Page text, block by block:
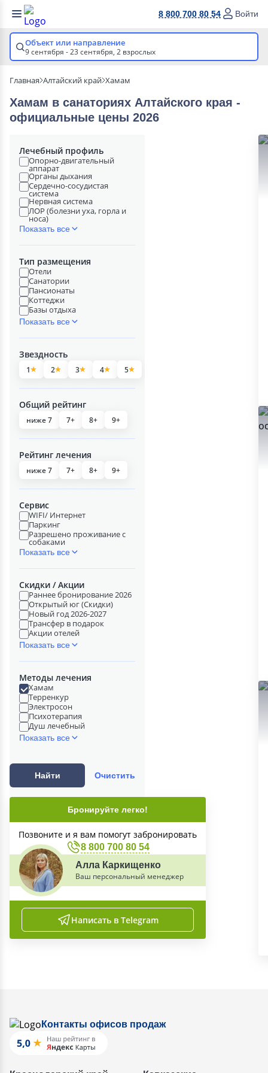
8 800 700 80 54 Войти
Объект или направление
9 сентября - 23 сентября, 2 взрослых
Главная Алтайский край Хамам
Хамам в cанаториях Алтайского края -
официальные цены 2026
Лечебный профиль
Опорно-двигательный
аппарат
Органы дыхания
Сердечно-сосудистая
система
Нервная система
ЛОР (болезни уха, горла и
носа)
Показать все
Тип размещения
Отели
Санатории
Пансионаты
Коттеджи
Базы отдыха
Показать все
Звездность
1 2 3 4 5
Общий рейтинг
ниже 7 7+ 8+ 9+
Рейтинг лечения
ниже 7 7+ 8+ 9+
Сервис
WIFI/ Интернет
Паркинг
Разрешено проживание с
собаками
Показать все
Скидки / Акции
Раннее бронирование 2026
Открытый юг (Скидки)
Новый год 2026-2027
Трансфер в подарок
Акции отелей
Показать все
Методы лечения
Хамам
Терренкур
Электросон
Психотерапия
Душ лечебный
Показать все
Найти Очистить
Бронируйте легко!
Позвоните и я вам помогут забронировать
8 800 700 80 54
Алла Каркищенко
Ваш персональный менеджер
Написать в Telegram
Контакты офисов продаж